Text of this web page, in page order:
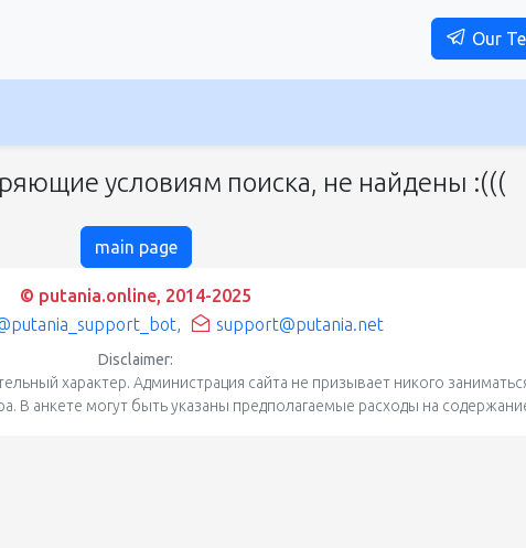
Our
условиям поиска, не найдены :(((
main page
© putania.online, 2014-2025
, support@putania.net
Disclaimer:
характер. Администрация сайта не призывает никого
В анкете могут быть указаны предполагаемые расходы на